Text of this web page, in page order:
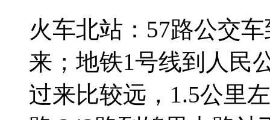
火车北站：57路公交
来；地铁1号线到人民
过来比较远，1.5公里